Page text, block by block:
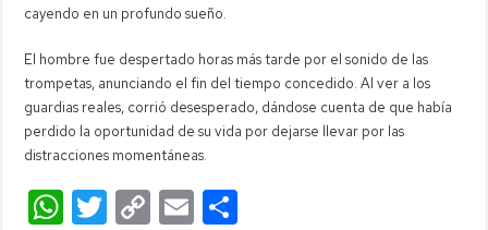
cayendo en un profundo sueño.
El hombre fue despertado horas más tarde por el sonido de las
trompetas, anunciando el fin del tiempo concedido. Al ver a los
guardias reales, corrió desesperado, dándose cuenta de que había
perdido la oportunidad de su vida por dejarse llevar por las
distracciones momentáneas.
W T C E